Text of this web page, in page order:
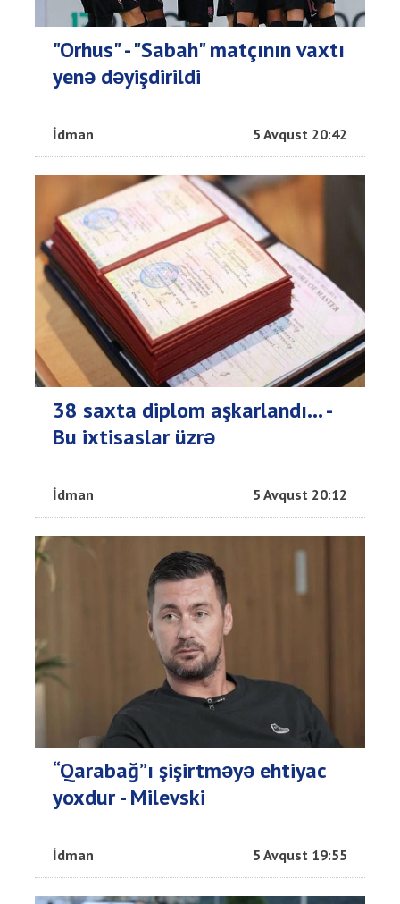
"Orhus" - "Sabah" matçının vaxtı
yenə dəyişdirildi
İdman 5 Avqust 20:42
38 saxta diplom aşkarlandı... -
Bu ixtisaslar üzrə
İdman 5 Avqust 20:12
“Qarabağ”ı şişirtməyə ehtiyac
yoxdur - Milevski
İdman 5 Avqust 19:55